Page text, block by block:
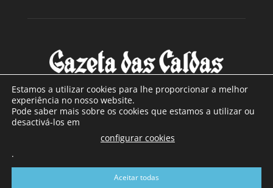
SOBRE NÓS
Com sede nas Caldas da Rainha e mais de 90 anos de
a sul de distrito de Leiria, com mais de 40.000 leitores por
toda a região Oeste. Jornal com distribuição em Portugal
Estamos a utilizar cookies para lhe proporcionar a melhor
experiência no nosso website.
Pode saber mais sobre os cookies que estamos a utilizar ou
desactivá-los em
configurar cookies
.
Aceitar todas